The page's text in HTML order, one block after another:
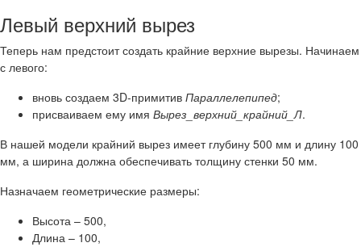
Левый верхний вырез
Теперь нам предстоит создать крайние верхние вырезы. Начинаем
с левого:
вновь создаем 3D-примитив Параллелепипед;
присваиваем ему имя Вырез_верхний_крайний_Л.
В нашей модели крайний вырез имеет глубину 500 мм и длину 100
мм, а ширина должна обеспечивать толщину стенки 50 мм.
Назначаем геометрические размеры:
Высота – 500,
Длина – 100,